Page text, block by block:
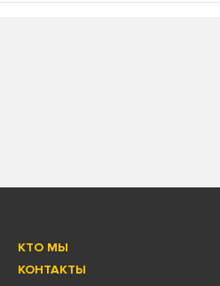
КТО МЫ
КОНТАКТЫ